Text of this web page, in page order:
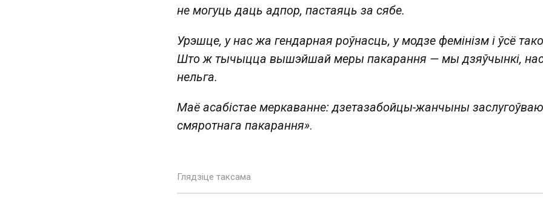
не могуць даць адпор, пастаяць за сябе.
Урэшце, у нас жа гендарная роўнасць, у модзе фемінізм і ўсё
Што ж тычыцца вышэйшай меры пакарання — мы дзяўчынкі,
нельга.
Маё асабістае меркаванне: дзетазабойцы-жанчыны
смяротнага пакарання».
Глядзіце таксама